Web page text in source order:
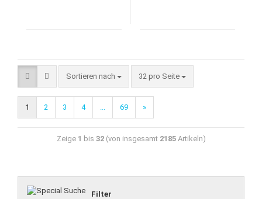
Sortieren nach 32 pro Seite
1 2 3 4 ... 69 »
Zeige 1 bis 32(von insgesamt 2185Artikeln)
Filter